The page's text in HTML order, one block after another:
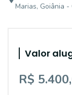
Marias, Goiânia -
Valor
R$